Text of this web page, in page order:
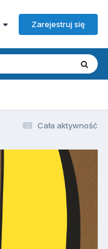
Zarejestruj się
Cała aktywność